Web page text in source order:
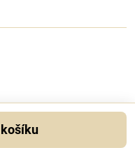
košíku